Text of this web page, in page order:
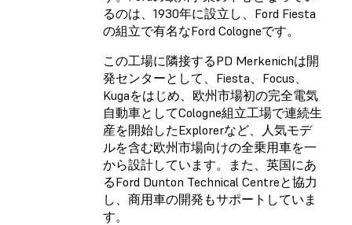
るのは、1930年に設立し、Ford Fiesta
の組立で有名なFord Cologneです。
この工場に隣接するPD Merkenichは開
発センターとして、Fiesta、Focus、
Kugaをはじめ、欧州市場初の完全電気
自動車としてCologne組立工場で連続生
産を開始したExplorerなど、人気モデ
ルを含む欧州市場向けの全乗用車を一
から設計しています。また、英国にあ
るFord Dunton Technical Centreと協力
し、商用車の開発もサポートしていま
す。